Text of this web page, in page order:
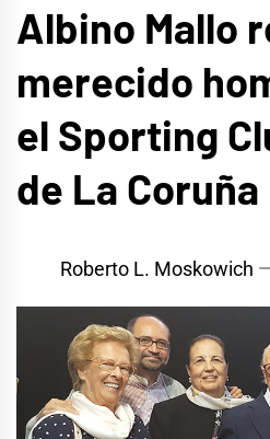
Albino Mallo
merecido
el Sporting
de La Coruña
Roberto L. Moskowich